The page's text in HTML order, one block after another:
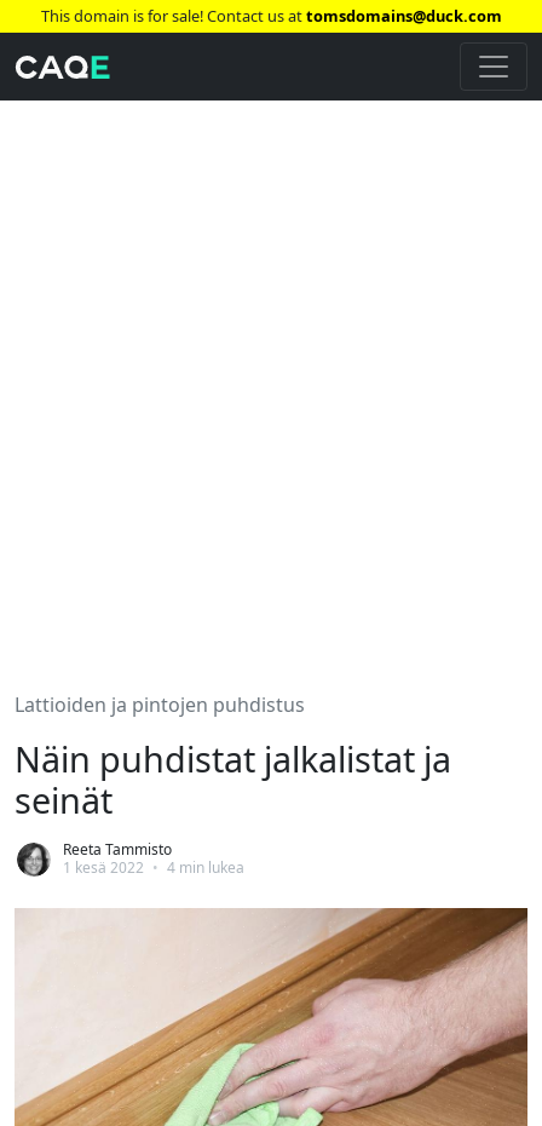
This domain is for sale! Contact us attomsdomains@duck.com
Lattioiden ja pintojen puhdistus
Näin puhdistat jalkalistat ja
seinät
Reeta Tammisto
1 kesä 2022 • 4 min lukea